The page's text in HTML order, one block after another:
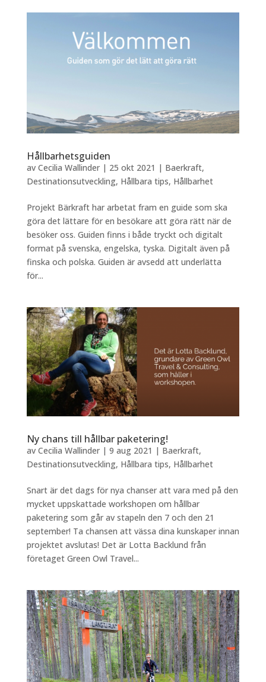
Hållbarhetsguiden
av Cecilia Wallinder| 25 okt 2021 | Baerkraft,
Destinationsutveckling, Hållbara tips, Hållbarhet
Projekt Bärkraft har arbetat fram en guide som ska
göra det lättare för en besökare att göra rätt när de
besöker oss. Guiden finns i både tryckt och digitalt
format på svenska, engelska, tyska. Digitalt även på
finska och polska. Guiden är avsedd att underlätta
för...
Ny chans till hållbar paketering!
av Cecilia Wallinder| 9 aug 2021 | Baerkraft,
Destinationsutveckling, Hållbara tips, Hållbarhet
Snart är det dags för nya chanser att vara med på den
mycket uppskattade workshopen om hållbar
paketering som går av stapeln den 7 och den 21
september! Ta chansen att vässa dina kunskaper innan
projektet avslutas! Det är Lotta Backlund från
företaget Green Owl Travel...